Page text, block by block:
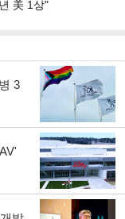
美 1상"
3